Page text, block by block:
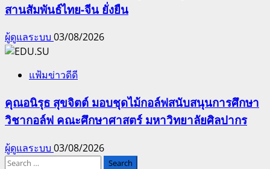
สานสัมพันธ์ไทย-จีน ยั่งยืน
ผู้ดูแลระบบ 03/08/2026
แฟ้มข่าวดีดี
คุณอนิรุธ สุขจิตต์ มอบชุดไม้กอล์ฟสนับสนุนการศึกษา
วิชากอล์ฟ คณะศึกษาศาสตร์ มหาวิทยาลัยศิลปากร
ผู้ดูแลระบบ 03/08/2026
Search